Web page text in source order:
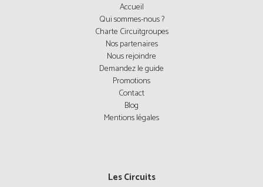
Accueil
Qui sommes-nous ?
Charte Circuitgroupes
Nos partenaires
Nous rejoindre
Demandez le guide
Promotions
Contact
Blog
Mentions légales
Les Circuits